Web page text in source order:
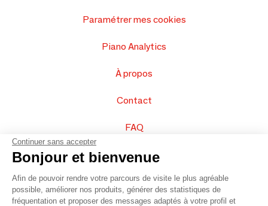
Paramétrer mes cookies
Piano Analytics
À propos
Contact
FAQ
Vendez vos produits
Plan du site
Continuer sans accepter
Bonjour et bienvenue
Afin de pouvoir rendre votre parcours de visite le plus agréable
possible, améliorer nos produits, générer des statistiques de
fréquentation et proposer des messages adaptés à votre profil et